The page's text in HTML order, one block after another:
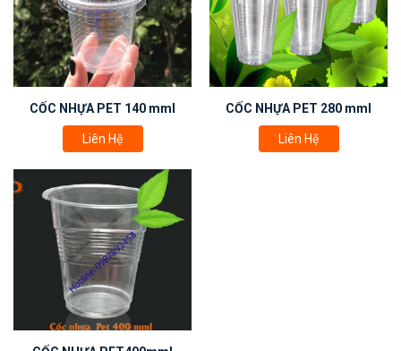
CỐC NHỰA PET 140 mml
Liên Hệ
CỐC NHỰA PET 280 mml
Liên Hệ